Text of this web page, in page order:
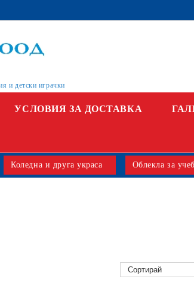
и детски играчки
УСЛОВИЯ ЗА ДОСТАВКА
Коледна и друга украса Облекла за